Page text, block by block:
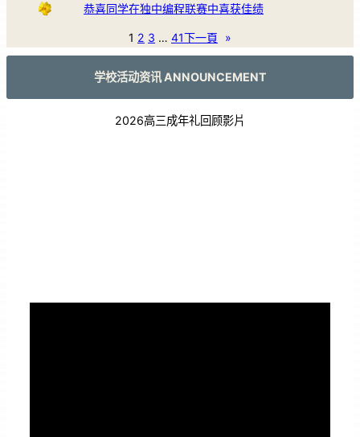
恭喜同学在独中编程联赛中喜获佳绩
1 2 3 … 41下一頁 »
学校活动资讯 ANNOUNCEMENT
2026高三成年礼回顾影片